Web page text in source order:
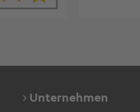
Unternehmen